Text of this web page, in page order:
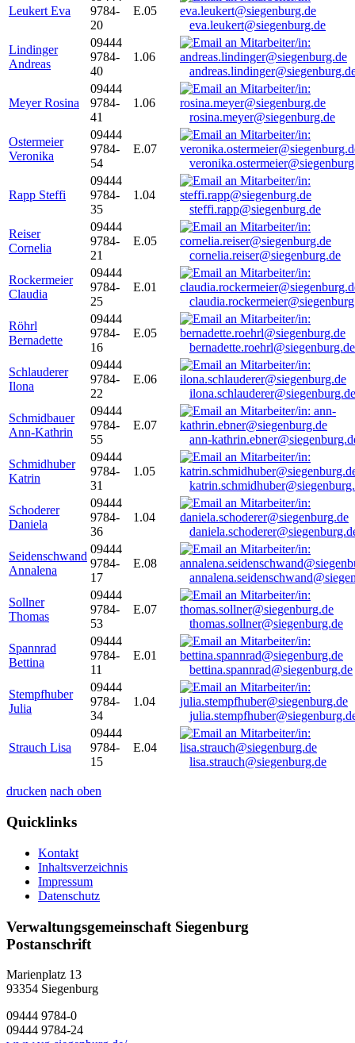
Leukert Eva
9784-
20
E.05
eva.leukert@siegenburg.de
Lindinger
Andreas
09444
9784-
40
1.06
Meyer Rosina
09444
9784-
41
1.06
rosina.meyer@siegenburg.de
Ostermeier
Veronika
09444
9784-
54
E.07
Rapp Steffi
09444
9784-
35
1.04
steffi.rapp@siegenburg.de
Reiser
Cornelia
09444
9784-
21
E.05
cornelia.reiser@siegenburg.de
Rockermeier
Claudia
09444
9784-
25
E.01
Röhrl
Bernadette
09444
9784-
16
E.05
bernadette.roehrl@siegenburg.de
Schlauderer
Ilona
09444
9784-
22
E.06
ilona.schlauderer@siegenburg.de
Schmidbauer
Ann-Kathrin
09444
9784-
55
E.07
ann-
Schmidhuber
Katrin
09444
9784-
31
1.05
Schoderer
Daniela
09444
9784-
36
1.04
Seidenschwand
Annalena
09444
9784-
17
E.08
Sollner
Thomas
09444
9784-
53
E.07
thomas.sollner@siegenburg.de
Spannrad
Bettina
09444
9784-
11
E.01
bettina.spannrad@siegenburg.de
Stempfhuber
Julia
09444
9784-
34
1.04
Strauch Lisa
09444
9784-
15
E.04
lisa.strauch@siegenburg.de
drucken nach oben
Quicklinks
Kontakt
Inhaltsverzeichnis
Impressum
Datenschutz
Verwaltungsgemeinschaft Siegenburg
Postanschrift
Marienplatz 13
93354 Siegenburg
09444 9784-0
09444 9784-24